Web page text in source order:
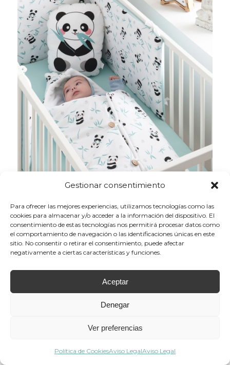
Gestionar consentimiento
Para ofrecer las mejores experiencias, utilizamos tecnologías como las
cookies para almacenar y/o acceder a la información del dispositivo. El
consentimiento de estas tecnologías nos permitirá procesar datos como
el comportamiento de navegación o las identificaciones únicas en este
sitio. No consentir o retirar el consentimiento, puede afectar
negativamente a ciertas características y funciones.
Aceptar
Denegar
Ver preferencias
Política de CookiesAviso LegalAviso Legal
59,95€